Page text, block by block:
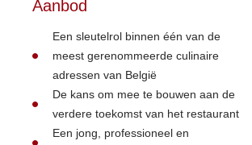
Aanbod
Een sleutelrol binnen één van de
meest gerenommeerde culinaire
adressen van België
De kans om mee te bouwen aan de
verdere toekomst van het restaurant
Een jong, professioneel en